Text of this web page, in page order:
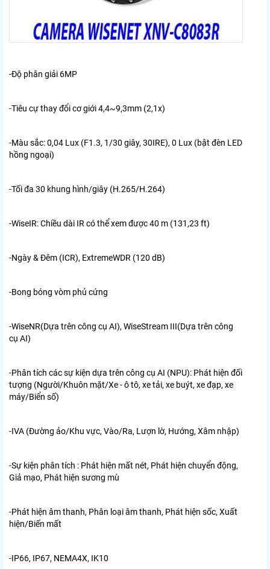
-Độ phân giải 6MP
-Tiêu cự thay đổi cơ giới 4,4~9,3mm (2,1x)
-Màu sắc: 0,04 Lux (F1.3, 1/30 giây, 30IRE), 0 Lux (bật đèn LED
hồng ngoại)
-Tối đa 30 khung hình/giây (H.265/H.264)
-WiseIR: Chiều dài IR có thể xem được 40 m (131,23 ft)
-Ngày & Đêm (ICR), ExtremeWDR (120 dB)
-Bong bóng vòm phủ cứng
-WiseNR(Dựa trên công cụ AI), WiseStream III(Dựa trên công
cụ AI)
-Phân tích các sự kiện dựa trên công cụ AI (NPU): Phát hiện đối
tượng (Người/Khuôn mặt/Xe - ô tô, xe tải, xe buýt, xe đạp, xe
máy/Biển số)
-IVA (Đường ảo/Khu vực, Vào/Ra, Lượn lờ, Hướng, Xâm nhập)
-Sự kiện phân tích : Phát hiện mất nét, Phát hiện chuyển động,
Giả mạo, Phát hiện sương mù
-Phát hiện âm thanh, Phân loại âm thanh, Phát hiện sốc, Xuất
hiện/Biến mất
-IP66, IP67, NEMA4X, IK10